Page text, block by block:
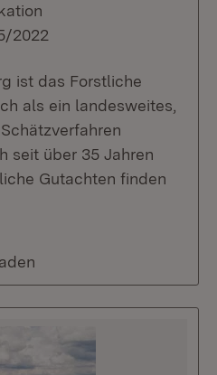
2022
ist das Forstliche
als ein landesweites,
seit über 35 Jahren
Gutachten finden